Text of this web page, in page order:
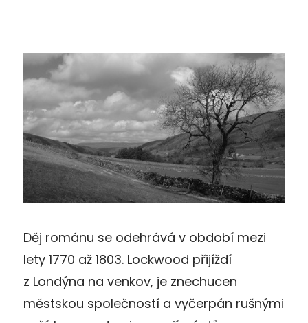
Děj románu se odehrává v období mezi
lety 1770 až 1803. Lockwood přijíždí
z Londýna na venkov, je znechucen
městskou společností a vyčerpán rušnými